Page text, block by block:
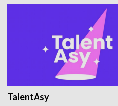
TalentAsy